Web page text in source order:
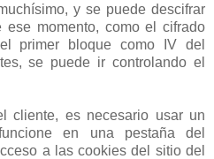
y se puede descifrar
ese momento, como el cifrado
primer bloque como IV del
se puede ir controlando el
cliente, es necesario usar un
en una pestaña del
a las cookies del sitio del